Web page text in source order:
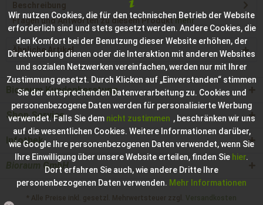
Beschreibung
Fragen und Antworten zu diesem Produktmehr
Ähnliche Artikel
Bioraum Kundenberatung
Shop Service
Infothek
Bioraum GmbH
* Alle Preise inkl. gesetzl. Mehrwertsteuer zzgl. Versandkosten
Wir nutzen Cookies, die für den technischen Betrieb der Website
erforderlich sind und stets gesetzt werden. Andere Cookies, die
den Komfort bei der Benutzung dieser Website erhöhen, der
Direktwerbung dienen oder die Interaktion mit anderen Websites
und sozialen Netzwerken vereinfachen, werden nur mit Ihrer
Zustimmung gesetzt. Durch Klicken auf „Einverstanden“ stimmen
Sie der entsprechenden Datenverarbeitung zu. Cookies und
personenbezogene Daten werden für personalisierte Werbung
verwendet. Falls Sie dem nicht zustimmen , beschränken wir uns
auf die wesentlichen Cookies. Weitere Informationen darüber,
wie Google Ihre personenbezogenen Daten verwendet, wenn Sie
Ihre Einwilligung über unsere Website erteilen, finden Sie hier.
Dort erfahren Sie auch, wie andere Dritte Ihre
personenbezogenen Daten verwenden. Mehr Informationen